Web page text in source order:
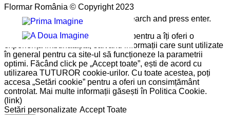
Flormar România © Copyright 2023
Please type the word you want to search and press enter.
Pe site-ul nostru folosim cookie-uri pentru a îți oferi o
experiență îmbunătățită, salvând informații care sunt utilizate
în general pentru ca site-ul să funcționeze la parametrii
optimi. Făcând click pe „Accept toate”, ești de acord cu
utilizarea TUTUROR cookie-urilor. Cu toate acestea, poți
accesa „Setări cookie” pentru a oferi un consimțământ
controlat. Mai multe informații găsești în Politica Cookie.
(link)
Setări personalizate Accept Toate